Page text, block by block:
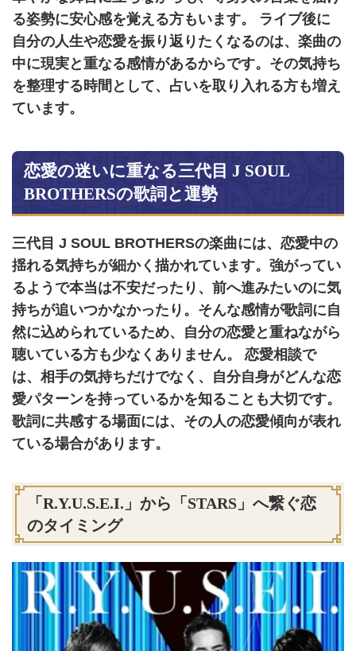
る姿勢に安心感を覚える方もいます。 ライブ後に
自分の人生や恋愛を振り返りたくなるのは、楽曲の
中に現実と重なる感情があるからです。その気持ち
を整理する時間として、占いを取り入れる方も増え
ています。
恋愛の迷いに重なる三代目 J SOUL
BROTHERSの歌詞と運勢
三代目 J SOUL BROTHERSの楽曲には、恋愛中の
揺れる気持ちが細かく描かれています。強がってい
るようで本当は不安だったり、前へ進みたいのに気
持ちが追いつかなかったり。そんな感情が歌詞に自
然に込められているため、自分の恋愛と重ねながら
聴いている方も少なくありません。 恋愛相談で
は、相手の気持ちだけでなく、自分自身がどんな恋
愛パターンを持っているかを知ることも大切です。
歌詞に共感する場面には、その人の恋愛傾向が表れ
ている場合があります。
「R.Y.U.S.E.I.」から「STARS」へ繋ぐ恋
のタイミング